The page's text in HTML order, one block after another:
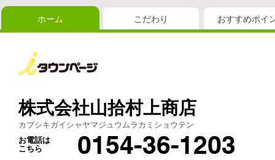
ホーム こだわり おすすめポイ
株式会社山拾村上商店
カブシキガイシャヤマジュウムラカミショウテン
お電話は
こちら
0154-36-1203